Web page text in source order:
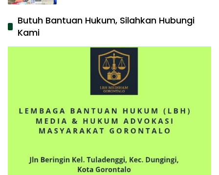
Butuh Bantuan Hukum, Silahkan Hubungi
Kami